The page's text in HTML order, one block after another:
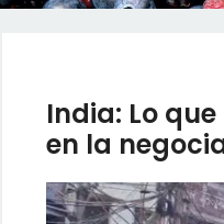
India: Lo
en la